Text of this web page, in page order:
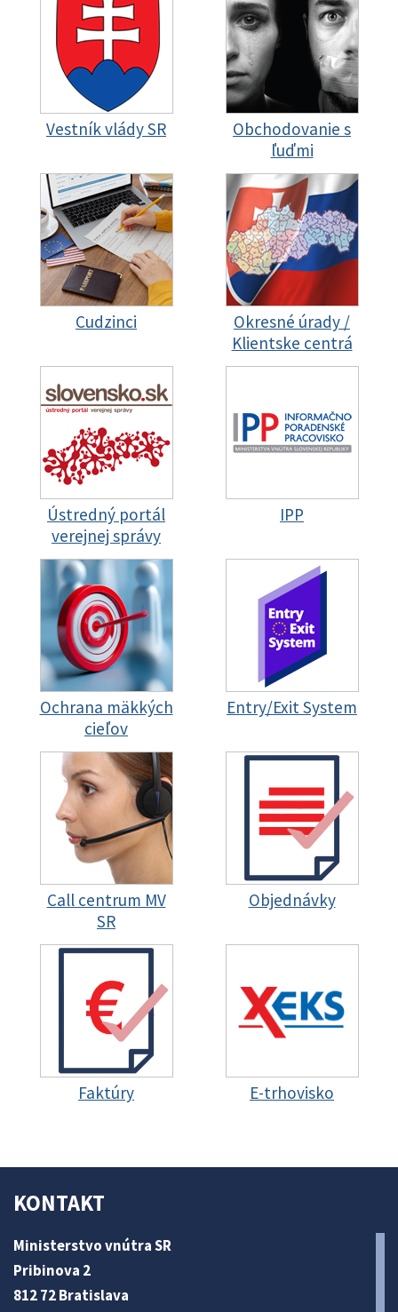
Vestník vlády SR
Obchodovanie s
ľuďmi
Cudzinci
Okresné úrady /
Klientske centrá
Ústredný portál
verejnej správy
IPP
Ochrana mäkkých
cieľov
Entry/Exit System
Call centrum MV
SR
Objednávky
Faktúry E-trhovisko
KONTAKT
Ministerstvo vnútra SR
Pribinova 2
812 72 Bratislava